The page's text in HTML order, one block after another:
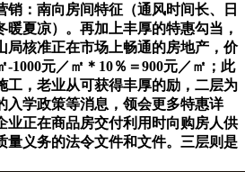
销：南向房间特征（通风时间长、日
暖夏凉）。再加上丰厚的特惠勾当，
局核准正在市场上畅通的房地产，价
-1000元／㎡＊10％＝900元／㎡；此
工，老业从可获得丰厚的励，二层为
入学政策等消息，领会更多特惠详
业正在商品房交付利用时向购房人供
量义务的法令文件和文件。三层则是